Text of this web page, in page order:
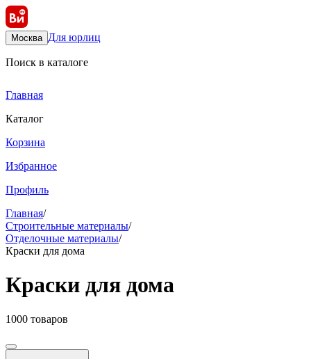
Москва Для юрлиц
Поиск в каталоге
Главная
Каталог
Корзина
Избранное
Профиль
Главная/
Строительные материалы/
Отделочные материалы/
Краски для дома
Краски для дома
1000 товаров